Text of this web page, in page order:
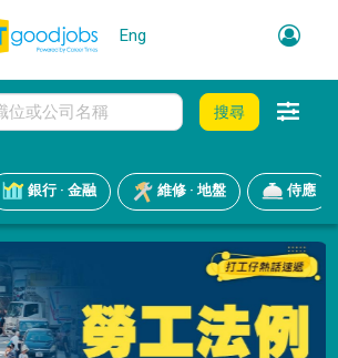
Eng
搜尋
銀行 · 金融 維修 · 地盤 侍應